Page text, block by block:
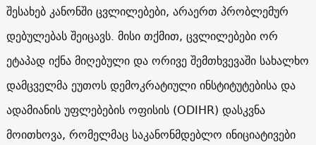
შესახებ კანონში ცვლილებები, არაერთ პრობლემურ
დებულებას შეიცავს. მისი თქმით, ცვლილებები ორ
ეტაპად იქნა მიღებული და ორივე შემთხვევაში სახალხო
დამცველმა ეუთოს დემოკრატიული ინსტიტუტებისა და
ადამიანის უფლებების ოფისის (ODIHR) დასკვნა
მოითხოვა, რომელმაც საკანონმდებლო ინიციატივები